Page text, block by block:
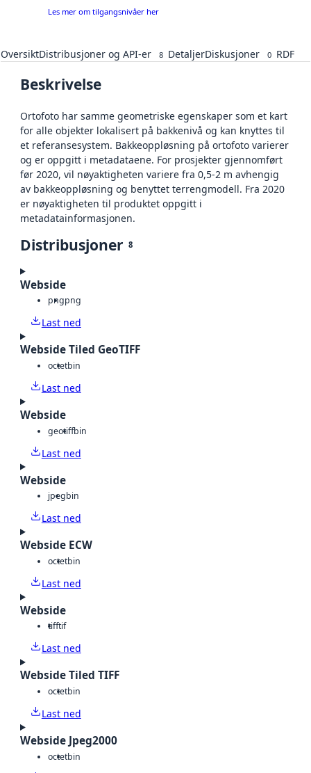
Les mer om tilgangsnivåer her
OversiktDistribusjoner og API-er 8 DetaljerDiskusjoner 0 RDF
Beskrivelse
Ortofoto har samme geometriske egenskaper som et kart
for alle objekter lokalisert på bakkenivå og kan knyttes til
et referansesystem. Bakkeoppløsning på ortofoto varierer
og er oppgitt i metadataene. For prosjekter gjennomført
før 2020, vil nøyaktigheten variere fra 0,5-2 m avhengig
av bakkeoppløsning og benyttet terrengmodell. Fra 2020
er nøyaktigheten til produktet oppgitt i
metadatainformasjonen.
Distribusjoner 8
Webside
pngpng
Last ned
Webside Tiled GeoTIFF
octetbin
Last ned
Webside
geotiffbin
Last ned
Webside
jpegbin
Last ned
Webside ECW
octetbin
Last ned
Webside
tifftif
Last ned
Webside Tiled TIFF
octetbin
Last ned
Webside Jpeg2000
octetbin